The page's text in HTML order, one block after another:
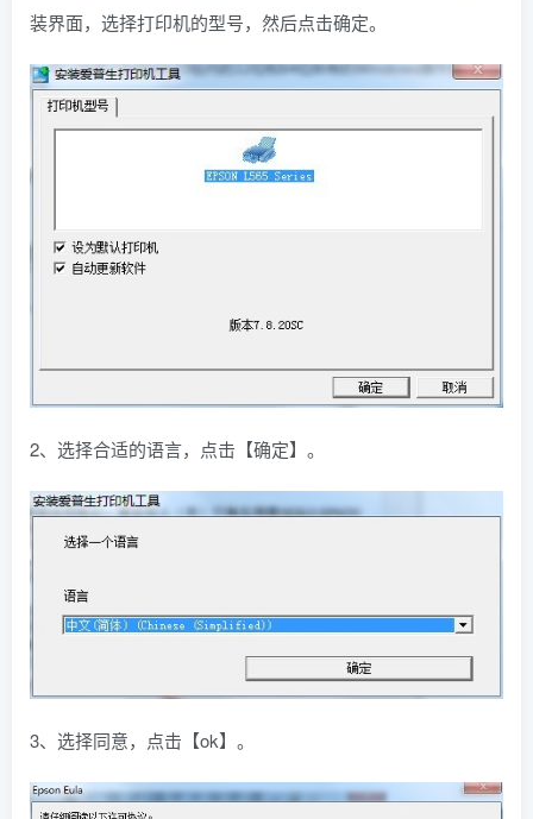
装界面，选择打印机的型号，然后点击确定。
2、选择合适的语言，点击【确定】。
3、选择同意，点击【ok】。